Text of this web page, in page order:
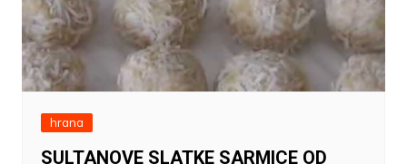
hrana
SULTANOVE SLATKE SARMICE OD